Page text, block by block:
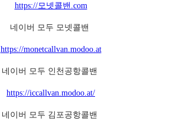
https://모넷콜밴.com
네이버 모두 모넷콜밴
https://monetcallvan.modoo.at
네이버 모두 인천공항콜밴
https://iccallvan.modoo.at/
네이버 모두 김포공항콜밴